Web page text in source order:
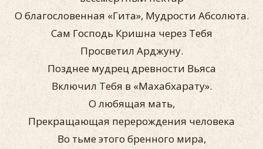
О благословенная «Гита», Мудрости Абсолюта.
Сам Господь Кришна через Тебя
Просветил Арджуну.
Позднее мудрец древности Вьяса
Включил Тебя в «Махабхарату».
О любящая мать,
Прекращающая перерождения человека
Во тьме этого бренного мира,